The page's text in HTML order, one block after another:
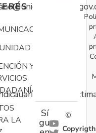
Y
LA
Sí
gu
©
Copyrigth